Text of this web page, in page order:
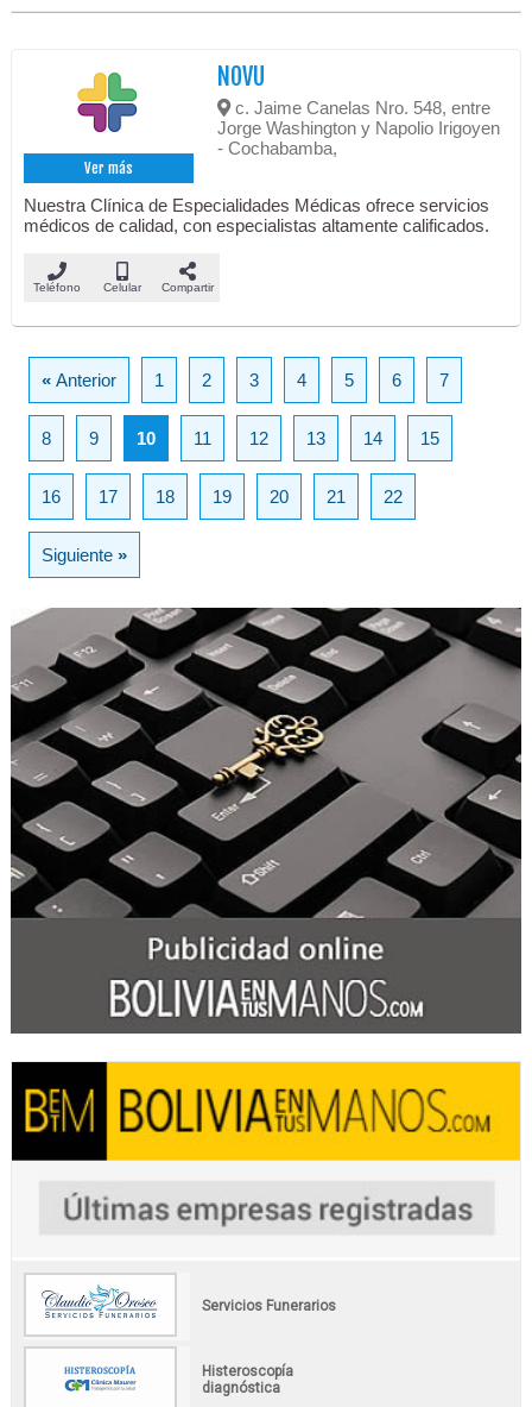
Ver más
NOVU
c. Jaime Canelas Nro. 548, entre
Jorge Washington y Napolio Irigoyen
- Cochabamba,
Nuestra Clínica de Especialidades Médicas ofrece servicios
médicos de calidad, con especialistas altamente calificados.
Teléfono Celular Compartir
«Anterior 1 2 3 4 5 6 7
8 9 10 11 12 13 14 15
16 17 18 19 20 21 22
Siguiente»
Servicios Funerarios
Histeroscopía
diagnóstica